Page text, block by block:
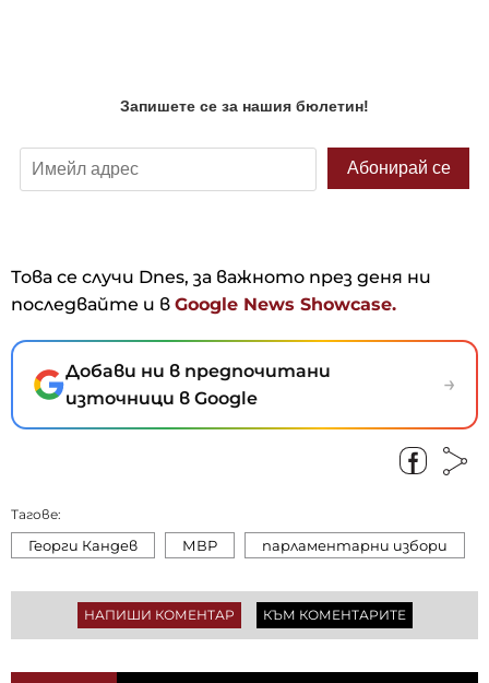
Това се случи Dnes, за важното през деня ни
последвайте и в Google News Showcase.
Добави ни в предпочитани
източници в Google
→
Тагове:
Георги Кандев МВР парламентарни избори
НАПИШИ КОМЕНТАР КЪМ КОМЕНТАРИТЕ